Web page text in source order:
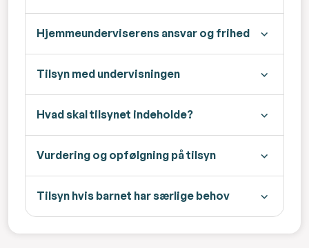
Hjemmeunderviserens ansvar og frihed
Tilsyn med undervisningen
Hvad skal tilsynet indeholde?
Vurdering og opfølgning på tilsyn
Tilsyn hvis barnet har særlige behov